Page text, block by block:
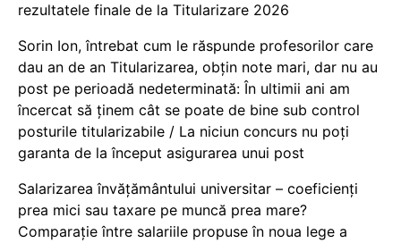
rezultatele finale de la Titularizare 2026
Sorin Ion, întrebat cum le răspunde profesorilor care
dau an de an Titularizarea, obțin note mari, dar nu au
post pe perioadă nedeterminată: În ultimii ani am
încercat să ținem cât se poate de bine sub control
posturile titularizabile / La niciun concurs nu poți
garanta de la început asigurarea unui post
Salarizarea învățământului universitar – coeficienți
prea mici sau taxare pe muncă prea mare?
Comparație între salariile propuse în noua lege a